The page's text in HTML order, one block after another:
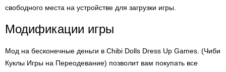
свободного места на устройстве для загрузки игры.
Модификации игры
Мод на бесконечные деньги в Chibi Dolls Dress Up Games. (Чиби
Куклы Игры на Переодевание) позволит вам покупать все